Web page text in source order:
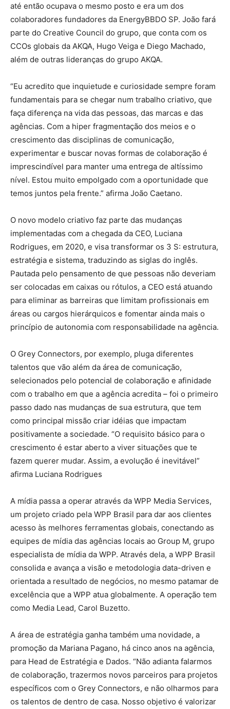
até então ocupava o mesmo posto e era um dos
colaboradores fundadores da EnergyBBDO SP. João fará
parte do Creative Council do grupo, que conta com os
CCOs globais da AKQA, Hugo Veiga e Diego Machado,
além de outras lideranças do grupo AKQA.
“Eu acredito que inquietude e curiosidade sempre foram
fundamentais para se chegar num trabalho criativo, que
faça diferença na vida das pessoas, das marcas e das
agências. Com a hiper fragmentação dos meios e o
crescimento das disciplinas de comunicação,
experimentar e buscar novas formas de colaboração é
imprescindível para manter uma entrega de altíssimo
nível. Estou muito empolgado com a oportunidade que
temos juntos pela frente.” afirma João Caetano.
O novo modelo criativo faz parte das mudanças
implementadas com a chegada da CEO, Luciana
Rodrigues, em 2020, e visa transformar os 3 S: estrutura,
estratégia e sistema, traduzindo as siglas do inglês.
Pautada pelo pensamento de que pessoas não deveriam
ser colocadas em caixas ou rótulos, a CEO está atuando
para eliminar as barreiras que limitam profissionais em
áreas ou cargos hierárquicos e fomentar ainda mais o
princípio de autonomia com responsabilidade na agência.
O Grey Connectors, por exemplo, pluga diferentes
talentos que vão além da área de comunicação,
selecionados pelo potencial de colaboração e afinidade
com o trabalho em que a agência acredita – foi o primeiro
passo dado nas mudanças de sua estrutura, que tem
como principal missão criar idéias que impactam
positivamente a sociedade. “O requisito básico para o
crescimento é estar aberto a viver situações que te
fazem querer mudar. Assim, a evolução é inevitável”
afirma Luciana Rodrigues
A mídia passa a operar através da WPP Media Services,
um projeto criado pela WPP Brasil para dar aos clientes
acesso às melhores ferramentas globais, conectando as
equipes de mídia das agências locais ao Group M, grupo
especialista de mídia da WPP. Através dela, a WPP Brasil
consolida e avança a visão e metodologia data-driven e
orientada a resultado de negócios, no mesmo patamar de
excelência que a WPP atua globalmente. A operação tem
como Media Lead, Carol Buzetto.
A área de estratégia ganha também uma novidade, a
promoção da Mariana Pagano, há cinco anos na agência,
para Head de Estratégia e Dados. “Não adianta falarmos
de colaboração, trazermos novos parceiros para projetos
específicos com o Grey Connectors, e não olharmos para
os talentos de dentro de casa. Nosso objetivo é valorizar